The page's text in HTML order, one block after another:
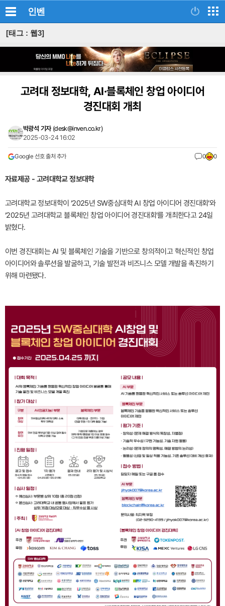
인벤
[태그 : 웹3]
고려대 정보대학, AI·블록체인 창업 아이디어
경진대회 개최
박광석 기자 (desk@inven.co.kr)
2025-03-24 16:02
Google 선호 출처 추가 0 0
자료제공 - 고려대학교 정보대학
고려대학교 정보대학이 ‘2025년 SW중심대학 AI 창업 아이디어 경진대회’와
‘2025년 고려대학교 블록체인 창업 아이디어 경진대회’를 개최한다고 24일
밝혔다.
이번 경진대회는 AI 및 블록체인 기술을 기반으로 창의적이고 혁신적인 창업
아이디어와 솔루션을 발굴하고, 기술 발전과 비즈니스 모델 개발을 촉진하기
위해 마련됐다.